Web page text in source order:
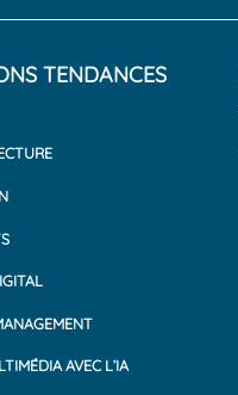
TENDANCES
AVEC L’IA